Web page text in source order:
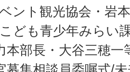
ント観光協会・岩
ども青少年みらい
本部長・大谷三穂